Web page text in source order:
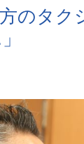
のタク